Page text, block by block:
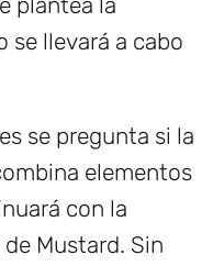
se llevará a cabo
se pregunta si la
elementos
con la
Mustard. Sin